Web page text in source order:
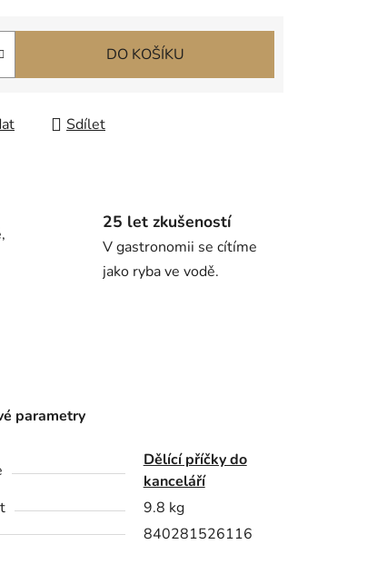
DO KOŠÍKU
Sdílet
25 let zkušeností
V gastronomii se cítíme
jako ryba ve vodě.
parametry
Dělící příčky do
kanceláří
9.8 kg
840281526116